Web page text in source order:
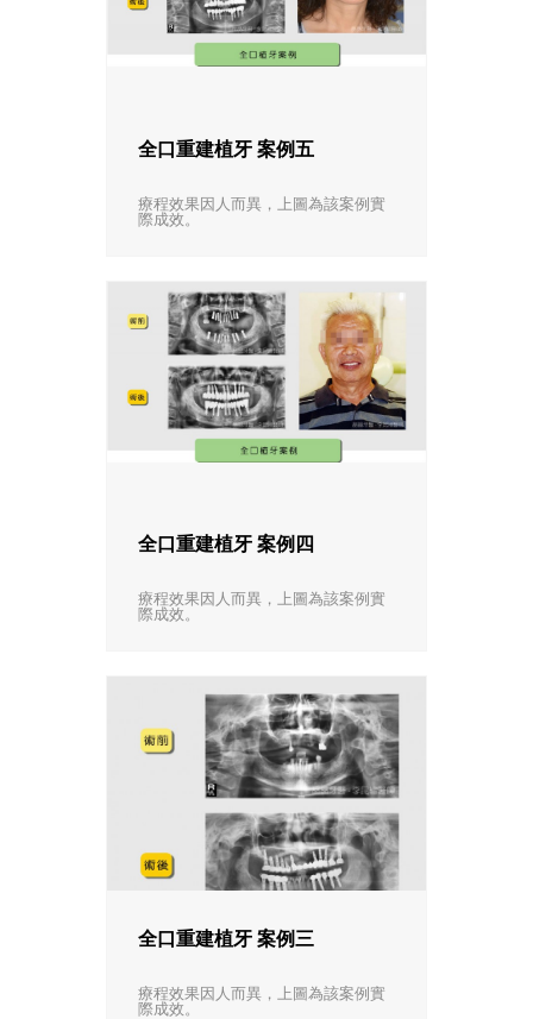
全口重建植牙 案例五
療程效果因人而異，上圖為該案例實
際成效。
全口重建植牙 案例四
療程效果因人而異，上圖為該案例實
際成效。
全口重建植牙 案例三
療程效果因人而異，上圖為該案例實
際成效。